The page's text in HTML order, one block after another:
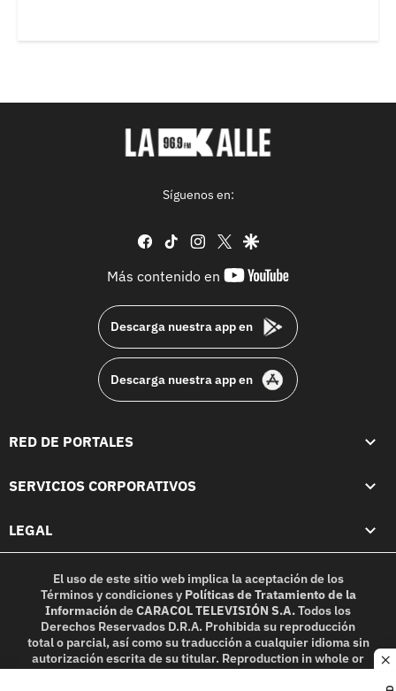
Síguenos en:
facebook
tiktok instagram
twittergoogle
Más contenido en
youtube-
Descarga nuestra app en
Descarga nuestra app en
RED DE PORTALES
SERVICIOS CORPORATIVOS
LEGAL
El uso de este sitio web implica la aceptación de los
Términos y condicionesy Políticas de Tratamiento de la
InformacióndeCARACOL TELEVISIÓN S.A.Todos los
Derechos Reservados D.R.A. Prohibida su reproducción
total o parcial, así como su traducción a cualquier idioma sin
autorización escrita de su titular. Reproduction in whole or